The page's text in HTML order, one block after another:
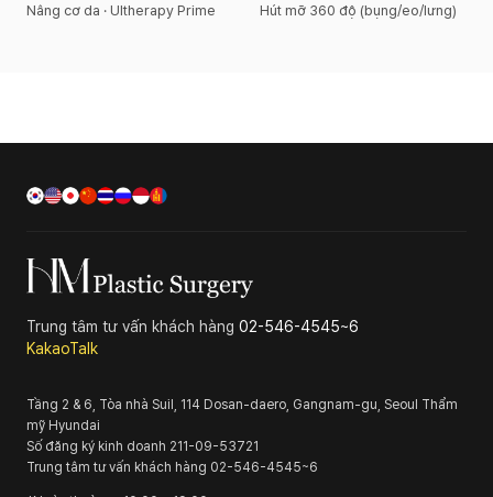
Nâng cơ da · Ultherapy Prime
Hút mỡ 360 độ (bụng/eo/lưng)
Trung tâm tư vấn khách hàng 02-546-4545~6
KakaoTalk
Tầng 2 & 6, Tòa nhà Suil, 114 Dosan-daero, Gangnam-gu, Seoul Thẩm
mỹ Hyundai
Số đăng ký kinh doanh 211-09-53721
Trung tâm tư vấn khách hàng 02-546-4545~6